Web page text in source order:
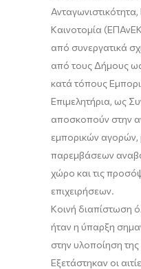
Ανταγωνιστικότητα,
Καινοτομία
από συνεργατικά
από τους Δήμους
κατά τόπους
Επιμελητήρια, ως
αποσκοπούν στην
εμπορικών
παρεμβάσεων
χώρο και τις
επιχειρήσεων.
Κοινή διαπίστωση
ήταν η ύπαρξη
στην υλοποίηση
Εξετάστηκαν οι